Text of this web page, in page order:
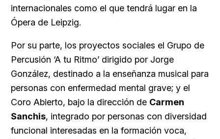
internacionales como el que tendrá lugar en la
Ópera de Leipzig.
Por su parte, los proyectos sociales el Grupo de
Percusión ‘A tu Ritmo’ dirigido por Jorge
González, destinado a la enseñanza musical para
personas con enfermedad mental grave; y el
Coro Abierto, bajo la dirección de Carmen
Sanchis, integrado por personas con diversidad
funcional interesadas en la formación voca,